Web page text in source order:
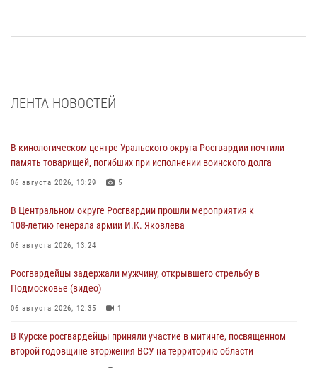
ЛЕНТА НОВОСТЕЙ
В кинологическом центре Уральского округа Росгвардии почтили
память товарищей, погибших при исполнении воинского долга
06 августа 2026, 13:29 5
В Центральном округе Росгвардии прошли мероприятия к
108‑летию генерала армии И.К. Яковлева
06 августа 2026, 13:24
Росгвардейцы задержали мужчину, открывшего стрельбу в
Подмосковье (видео)
06 августа 2026, 12:35 1
В Курске росгвардейцы приняли участие в митинге, посвященном
второй годовщине вторжения ВСУ на территорию области